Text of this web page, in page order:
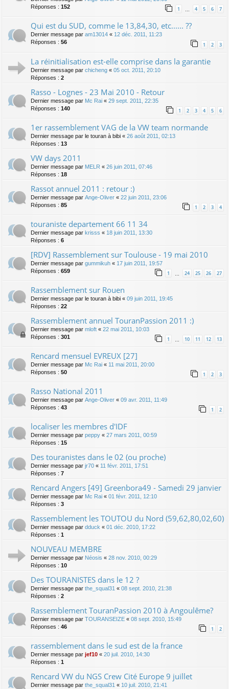
Réponses : 152 1 … 4 5 6 7
Qui est du SUD, comme le 13,84,30, etc...... ??
Dernier message par am13014 « 12 déc. 2011, 11:23
Réponses : 56 1 2 3
La réinitialisation est-elle comprise dans la garantie
Dernier message par chicheng « 05 oct. 2011, 20:10
Réponses : 2
Rasso - Lognes - 23 Mai 2010 - Retour
Dernier message par Mc Rai « 29 sept. 2011, 22:35
Réponses : 140 1 2 3 4 5 6
1er rassemblement VAG de la VW team normande
Dernier message par le touran à bibi « 26 août 2011, 02:13
Réponses : 13
VW days 2011
Dernier message par MELR « 26 juin 2011, 07:46
Réponses : 18
Rassot annuel 2011 : retour :)
Dernier message par Ange-Oliver « 22 juin 2011, 23:06
Réponses : 85 1 2 3 4
touraniste departement 66 11 34
Dernier message par krisss « 18 juin 2011, 13:30
Réponses : 6
[RDV] Rassemblement sur Toulouse - 19 mai 2010
Dernier message par gummikuh « 17 juin 2011, 19:57
Réponses : 659 1 24 25 26 27
Rassemblement sur Rouen
Dernier message par le touran à bibi « 09 juin 2011, 19:45
Réponses : 22
Rassemblement annuel TouranPassion 2011 :)
Dernier message par mloft « 22 mai 2011, 10:03
Réponses : 301 1 10 11 12 13
Rencard mensuel EVREUX [27]
Dernier message par Mc Rai « 11 mai 2011, 20:00
Réponses : 50 1 2 3
Rasso National 2011
Dernier message par Ange-Oliver « 09 avr. 2011, 11:49
Réponses : 43 1 2
localiser les membres d'IDF
Dernier message par peppy « 27 mars 2011, 00:59
Réponses : 15
Des touranistes dans le 02 (ou proche)
Dernier message par jr70 « 11 févr. 2011, 17:51
Réponses : 7
Rencard Angers [49] Greenbora49 - Samedi 29 janvier
Dernier message par Mc Rai « 01 févr. 2011, 12:10
Réponses : 3
Rassemblement les TOUTOU du Nord (59,62,80,02,60)
Dernier message par dduck « 01 déc. 2010, 17:22
Réponses : 1
NOUVEAU MEMBRE
Dernier message par Néosis « 28 nov. 2010, 00:29
Réponses : 10
Des TOURANISTES dans le 12 ?
Dernier message par the_squal31 « 08 sept. 2010, 21:38
Réponses : 2
Rassemblement TouranPassion 2010 à Angoulême?
Dernier message par TOURANSEIZE « 08 sept. 2010, 15:49
Réponses : 46 1 2
rassemblement dans le sud est de la france
Dernier message par jef10 « 20 juil. 2010, 14:30
Réponses : 1
Rencard VW du NGS Crew Cité Europe 9 juillet
Dernier message par the_squal31 « 10 juil. 2010, 21:41